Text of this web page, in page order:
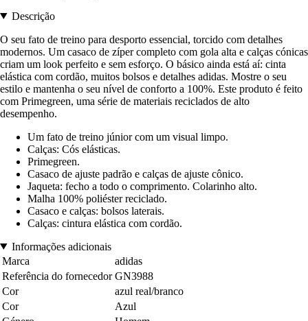
Descrição
O seu fato de treino para desporto essencial, torcido com detalhes
modernos. Um casaco de zíper completo com gola alta e calças cónicas
criam um look perfeito e sem esforço. O básico ainda está aí: cinta
elástica com cordão, muitos bolsos e detalhes adidas. Mostre o seu
estilo e mantenha o seu nível de conforto a 100%. Este produto é feito
com Primegreen, uma série de materiais reciclados de alto
desempenho.
Um fato de treino júnior com um visual limpo.
Calças: Cós elásticas.
Primegreen.
Casaco de ajuste padrão e calças de ajuste cônico.
Jaqueta: fecho a todo o comprimento. Colarinho alto.
Malha 100% poliéster reciclado.
Casaco e calças: bolsos laterais.
Calças: cintura elástica com cordão.
Informações adicionais
Marca
adidas
Referência do fornecedor GN3988
Cor
azul real/branco
Cor
Azul